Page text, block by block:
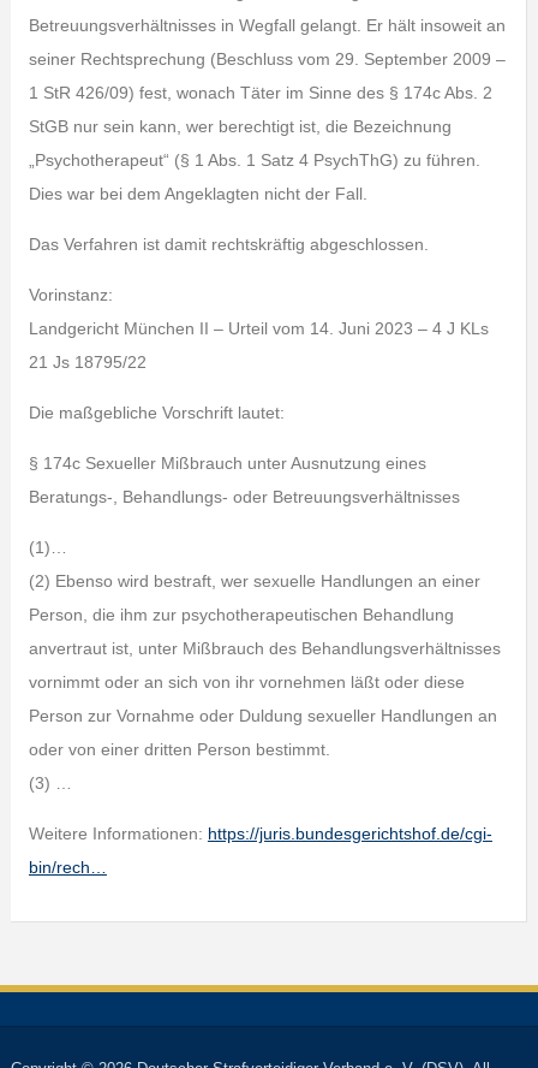
Betreuungsverhältnisses in Wegfall gelangt. Er hält insoweit an
seiner Rechtsprechung (Beschluss vom 29. September 2009 –
1 StR 426/09) fest, wonach Täter im Sinne des § 174c Abs. 2
StGB nur sein kann, wer berechtigt ist, die Bezeichnung
„Psychotherapeut“ (§ 1 Abs. 1 Satz 4 PsychThG) zu führen.
Dies war bei dem Angeklagten nicht der Fall.
Das Verfahren ist damit rechtskräftig abgeschlossen.
Vorinstanz:
Landgericht München II – Urteil vom 14. Juni 2023 – 4 J KLs
21 Js 18795/22
Die maßgebliche Vorschrift lautet:
§ 174c Sexueller Mißbrauch unter Ausnutzung eines
Beratungs-, Behandlungs- oder Betreuungsverhältnisses
(1)…
(2) Ebenso wird bestraft, wer sexuelle Handlungen an einer
Person, die ihm zur psychotherapeutischen Behandlung
anvertraut ist, unter Mißbrauch des Behandlungsverhältnisses
vornimmt oder an sich von ihr vornehmen läßt oder diese
Person zur Vornahme oder Duldung sexueller Handlungen an
oder von einer dritten Person bestimmt.
(3) …
Weitere Informationen: https://juris.bundesgerichtshof.de/cgi-
bin/rech…